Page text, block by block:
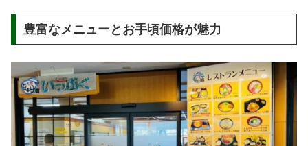
豊富なメニューとお手頃価格が魅力